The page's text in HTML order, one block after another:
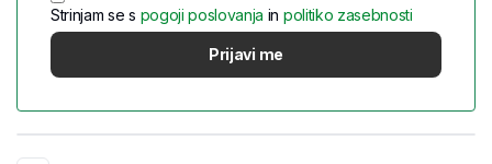
Strinjam se s pogoji poslovanja in politiko zasebnosti